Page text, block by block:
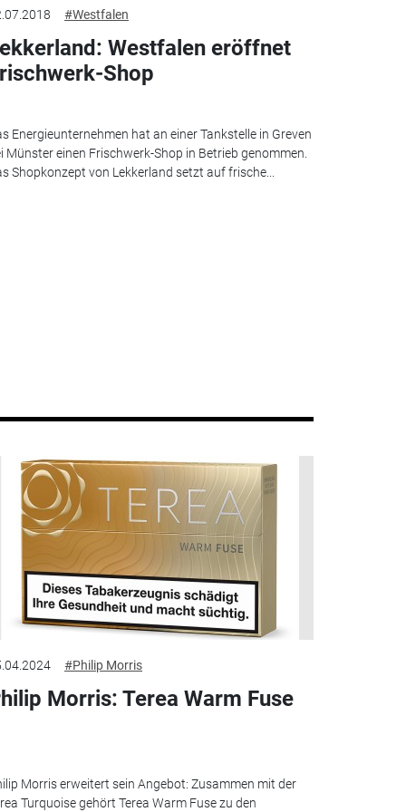
#Westfalen
Westfalen eröffnet
Shop
Energieunternehmen hat an einer Tankstelle in Greven
Münster einen Frischwerk-Shop in Betrieb genommen.
Shopkonzept von Lekkerland setzt auf frische...
#Philip Morris
Morris: Terea Warm Fuse
Morris erweitert sein Angebot: Zusammen mit der
Turquoise gehört Terea Warm Fuse zu den